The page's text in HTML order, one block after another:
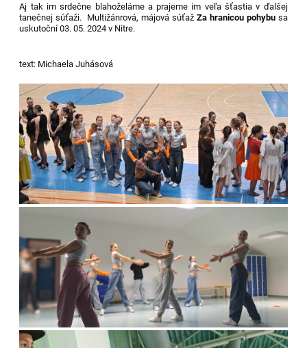
Aj tak im srdečne blahoželáme a prajeme im veľa šťastia v ďalšej
tanečnej súťaži. Multižánrová, májová súťaž Za hranicou pohybu sa
uskutoční 03. 05. 2024 v Nitre.
text: Michaela Juhásová